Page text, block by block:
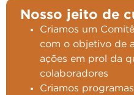
Nosso jeito de
Criamos um
com o objetivo de
ações em prol da
colaboradores
Criamos